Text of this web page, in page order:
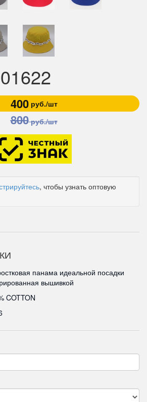
400руб./шт
800руб./шт
, чтобы узнать оптовую
панама идеальной посадки
вышивкой
COTTON